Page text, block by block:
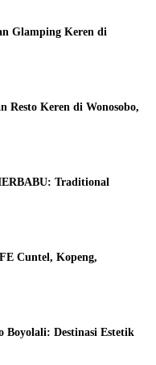
Glamping Keren di
Resto Keren di Wonosobo,
Traditional
Cuntel, Kopeng,
Destinasi Estetik